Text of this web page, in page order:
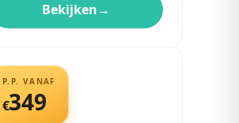
Bekijken→
P.P. VANAF
€349